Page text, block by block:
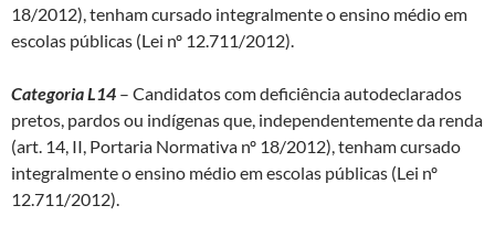
18/2012), tenham cursado integralmente o ensino médio em
escolas públicas (Lei nº 12.711/2012).
Categoria L14 – Candidatos com deficiência autodeclarados
pretos, pardos ou indígenas que, independentemente da renda
(art. 14, II, Portaria Normativa nº 18/2012), tenham cursado
integralmente o ensino médio em escolas públicas (Lei nº
12.711/2012).